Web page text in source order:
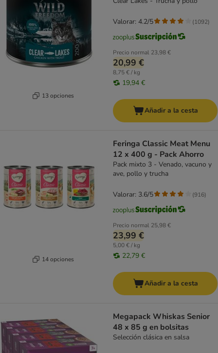
13 opciones
Precio normal 23,98 €
20,99 €
8,75 € / kg
19,94 €
Valorar: 4.2/5 (1092)
Añadir a la cesta
14 opciones
Feringa Classic Meat Menu
12 x 400 g - Pack Ahorro
Pack mixto 3 - Venado, vacuno y
ave, pollo y trucha
Precio normal 25,98 €
23,99 €
5,00 € / kg
22,79 €
Valorar: 3.6/5 (916)
Añadir a la cesta
Megapack Whiskas Senior
48 x 85 g en bolsitas
Selección clásica en salsa